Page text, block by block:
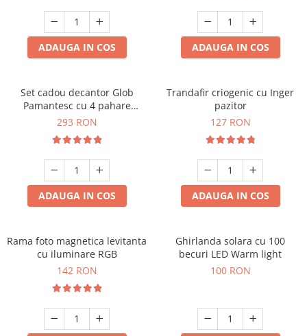
Cadouri Fete
Pentru Copilul din tine
Cadouri Haioase
Cadouri Majorat
Cadouri pentru Nasi
Cadouri pentru Bunici
Cadouri pentru Sefi
Cel ce are tot
Cani si Termosuri
Jocuri si Puzzle
Produse pentru Calatorie
Cadouri Sfantul Alexandru
Cadouri Sfanta Ana
Cadouri Sfanta Maria
Cadouri Sfintii Mihail si Gavriil
ADAUGA IN COS ADAUGA IN COS
Set cadou decantor Glob
Pamantesc cu 4 pahare
Deluxe
293 RON
ADAUGA IN COS
Trandafir criogenic cu Inger
pazitor
127 RON
ADAUGA IN COS
Rama foto magnetica levitanta
cu iluminare RGB
142 RON
Ghirlanda solara cu 100
becuri LED Warm light
100 RON